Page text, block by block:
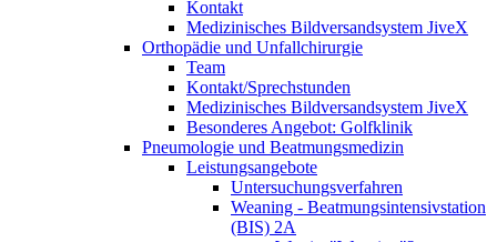
Kontakt
Medizinisches Bildversandsystem JiveX
Orthopädie und Unfallchirurgie
Team
Kontakt/Sprechstunden
Medizinisches Bildversandsystem JiveX
Besonderes Angebot: Golfklinik
Pneumologie und Beatmungsmedizin
Leistungsangebote
Untersuchungsverfahren
Weaning - Beatmungsintensivstation
(BIS) 2A